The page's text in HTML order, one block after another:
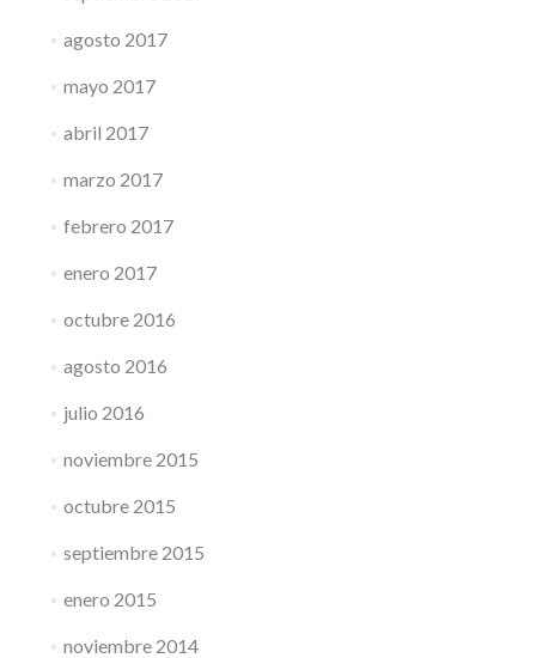
agosto 2017
mayo 2017
abril 2017
marzo 2017
febrero 2017
enero 2017
octubre 2016
agosto 2016
julio 2016
noviembre 2015
octubre 2015
septiembre 2015
enero 2015
noviembre 2014